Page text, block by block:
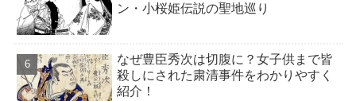
ン・小桜姫伝説の聖地巡り
なぜ豊臣秀次は切腹に？女子供まで皆
殺しにされた粛清事件をわかりやすく
紹介！